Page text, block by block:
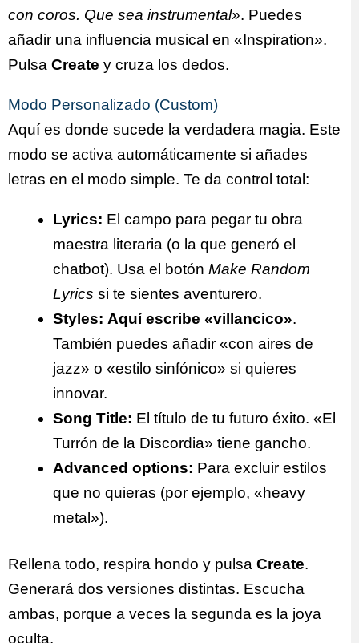
con coros. Que sea instrumental». Puedes
añadir una influencia musical en «Inspiration».
Pulsa Create y cruza los dedos.
Modo Personalizado (Custom)
Aquí es donde sucede la verdadera magia. Este
modo se activa automáticamente si añades
letras en el modo simple. Te da control total:
Lyrics: El campo para pegar tu obra
maestra literaria (o la que generó el
chatbot). Usa el botón Make Random
Lyrics si te sientes aventurero.
Styles: Aquí escribe «villancico».
También puedes añadir «con aires de
jazz» o «estilo sinfónico» si quieres
innovar.
Song Title: El título de tu futuro éxito. «El
Turrón de la Discordia» tiene gancho.
Advanced options: Para excluir estilos
que no quieras (por ejemplo, «heavy
metal»).
Rellena todo, respira hondo y pulsa Create.
Generará dos versiones distintas. Escucha
ambas, porque a veces la segunda es la joya
oculta.